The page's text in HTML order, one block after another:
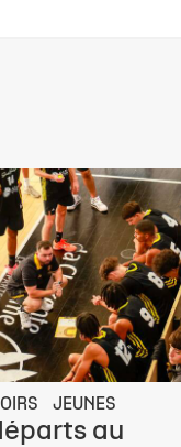
JEUNES
au